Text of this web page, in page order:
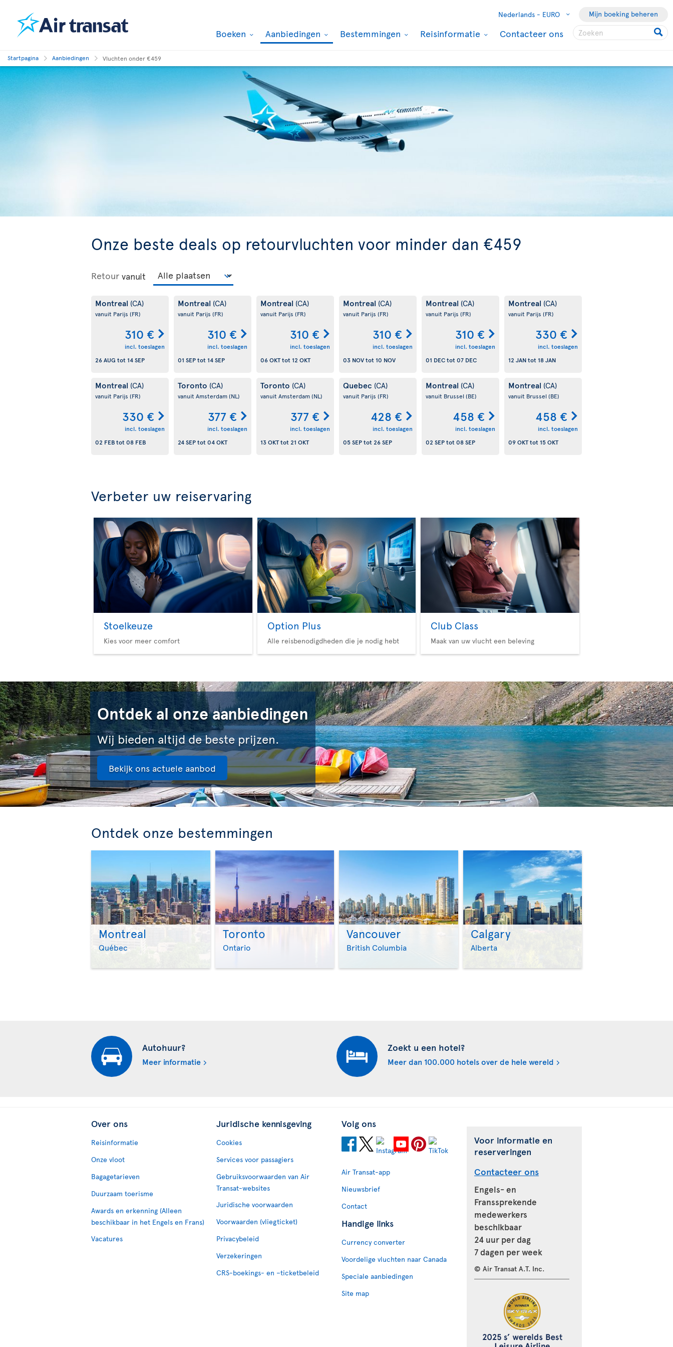
Nederlands - EURO Mijn boeking beheren
Boeken Aanbiedingen Bestemmingen Reisinformatie Contacteer ons
Startpagina Aanbiedingen Vluchten onder €459
Onze beste deals op retourvluchten voor minder dan €459
Retour vanuit
Montreal (CA)
vanuit Parijs (FR)
310 €
incl. toeslagen
26 AUG tot 14 SEP
Montreal (CA)
vanuit Parijs (FR)
310 €
incl. toeslagen
01 SEPtot 14 SEP
Montreal (CA)
vanuit Parijs (FR)
310 €
incl. toeslagen
06 OKTtot 12 OKT
Montreal (CA)
vanuit Parijs (FR)
310 €
incl. toeslagen
03 NOVtot 10 NOV
Montreal (CA)
vanuit Parijs (FR)
310 €
incl. toeslagen
01 DECtot 07 DEC
Montreal (CA)
vanuit Parijs (FR)
330 €
incl. toeslagen
12 JANtot 18 JAN
Montreal (CA)
vanuit Parijs (FR)
330 €
incl. toeslagen
02 FEBtot 08 FEB
Toronto (CA)
vanuit Amsterdam(NL)
377 €
incl. toeslagen
24 SEPtot 04 OKT
Toronto (CA)
vanuit Amsterdam(NL)
377 €
incl. toeslagen
13 OKTtot 21 OKT
Quebec (CA)
vanuit Parijs (FR)
428 €
incl. toeslagen
05 SEPtot 26 SEP
Montreal (CA)
vanuit Brussel (BE)
458 €
incl. toeslagen
02 SEPtot 08 SEP
Montreal (CA)
vanuit Brussel (BE)
458 €
incl. toeslagen
09 OKTtot 15 OKT
Verbeter uw reiservaring
Stoelkeuze
Kies voor meer comfort
Option Plus
Alle reisbenodigdheden die je nodig hebt
Club Class
Maak van uw vlucht een beleving
Ontdek al onze aanbiedingen
Wij bieden altijd de beste prijzen.
Bekijk ons actuele aanbod
Ontdek onze bestemmingen
Montreal
Québec >
Toronto
Ontario >
Vancouver
British Columbia >
Calgary
Alberta
Autohuur?
Meer informatie
Zoekt u een hotel?
Meer dan 100.000 hotels over de hele wereld
Over ons
Reisinformatie
Onze vloot
Bagagetarieven
Duurzaam toerisme
Awards en erkenning (Alleen
beschikbaar in het Engels en Frans)
Vacatures
Juridische kennisgeving
Cookies
Services voor passagiers
Gebruiksvoorwaarden van Air
Transat-websites
Juridische voorwaarden
Voorwaarden (vliegticket)
Privacybeleid
Verzekeringen
CRS-boekings- en –ticketbeleid
Volg ons
Air Transat-app
Nieuwsbrief
Contact
Handige links
Currency converter
Voordelige vluchten naar Canada
Speciale aanbiedingen
Site map
Voor informatie en
reserveringen
Contacteer ons
Engels- en
Franssprekende
medewerkers
beschikbaar
24 uur per dag
7 dagen per week
© Air Transat A.T. Inc.